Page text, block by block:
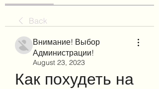
Back
Внимание! Выбор
Администрации!
August 23, 2023
Как похудеть на